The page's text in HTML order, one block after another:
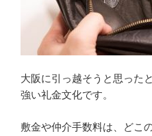
大阪に引っ越そうと思った
強い礼金文化です。
敷金や仲介手数料は、どこ